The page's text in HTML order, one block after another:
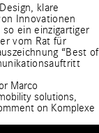
klare
Innovationen
ein einzigartiger
vom Rat für
“Best of
Marco
solutions,
on Komplexe